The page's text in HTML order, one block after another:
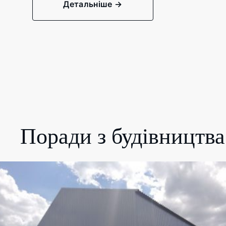
Детальніше →
Поради з будівництва